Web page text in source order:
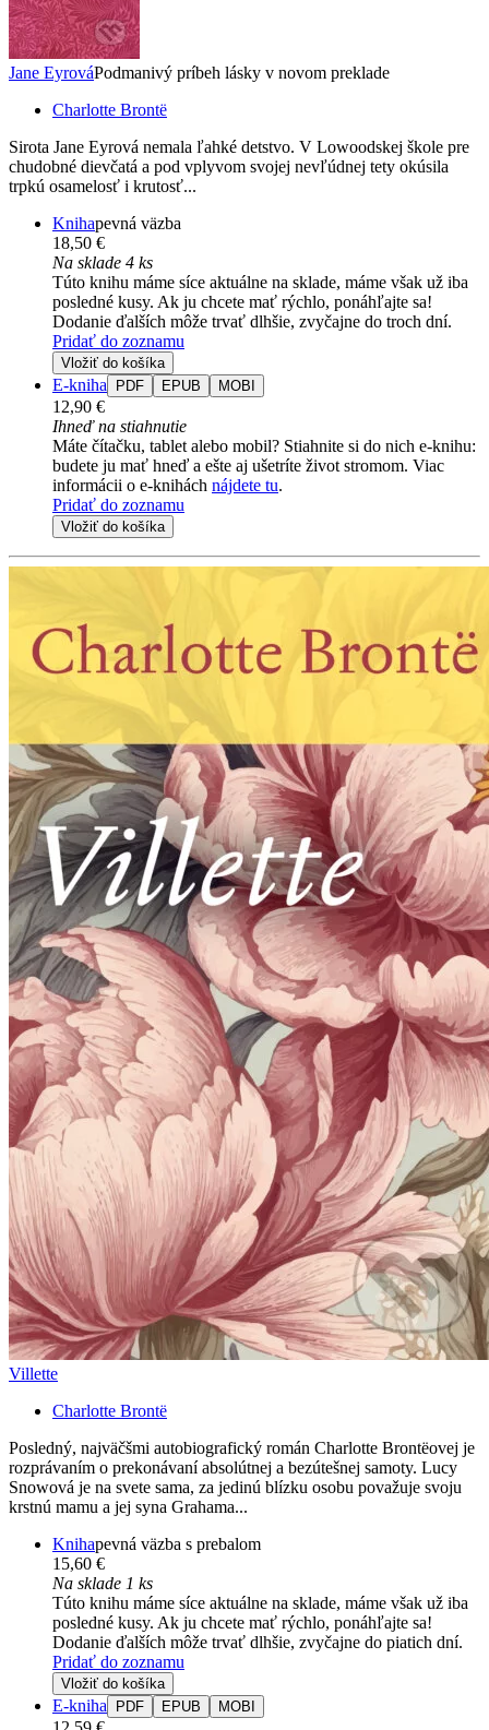
Jane EyrováPodmanivý príbeh lásky v novom preklade
Charlotte Brontë
Sirota Jane Eyrová nemala ľahké detstvo. V Lowoodskej škole pre
chudobné dievčatá a pod vplyvom svojej nevľúdnej tety okúsila
trpkú osamelosť i krutosť...
Knihapevná väzba
18,50 €
Na sklade 4 ks
Túto knihu máme síce aktuálne na sklade, máme však už iba
posledné kusy. Ak ju chcete mať rýchlo, ponáhľajte sa!
Dodanie ďalších môže trvať dlhšie, zvyčajne do troch dní.
Pridať do zoznamu
Vložiť do košíka
E-kniha PDF EPUB MOBI
12,90 €
Ihneď na stiahnutie
Máte čítačku, tablet alebo mobil? Stiahnite si do nich e-knihu:
budete ju mať hneď a ešte aj ušetríte život stromom. Viac
informácii o e-knihách nájdete tu.
Pridať do zoznamu
Vložiť do košíka
Villette
Charlotte Brontë
Posledný, najväčšmi autobiografický román Charlotte Brontëovej je
rozprávaním o prekonávaní absolútnej a bezútešnej samoty. Lucy
Snowová je na svete sama, za jedinú blízku osobu považuje svoju
krstnú mamu a jej syna Grahama...
Knihapevná väzba s prebalom
15,60 €
Na sklade 1 ks
Túto knihu máme síce aktuálne na sklade, máme však už iba
posledné kusy. Ak ju chcete mať rýchlo, ponáhľajte sa!
Dodanie ďalších môže trvať dlhšie, zvyčajne do piatich dní.
Pridať do zoznamu
Vložiť do košíka
E-kniha PDF EPUB MOBI